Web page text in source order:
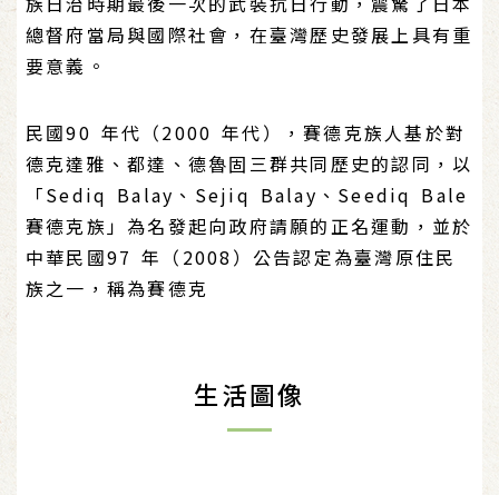
總督府當局與國際社會，在臺灣歷史發展上具有重
要意義。
民國90 年代（2000 年代），賽德克族人基於對
德克達雅、都達、德魯固三群共同歷史的認同，以
「Sediq Balay、Sejiq Balay、Seediq Bale
賽德克族」為名發起向政府請願的正名運動，並於
中華民國97 年（2008）公告認定為臺灣原住民
族之一，稱為賽德克
生活圖像